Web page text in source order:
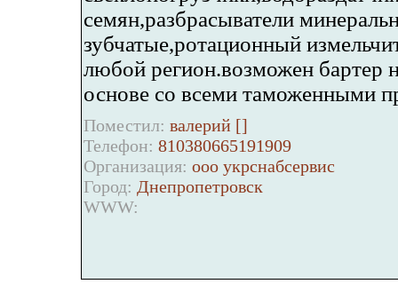
семян,разбрасыватели
зубчатые,ротационный
любой регион.возможен бартер
основе со всеми таможенными
Поместил: валерий []
Телефон: 810380665191909
Организация: ооо укрснабсервис
Город: Днепропетровск
WWW: